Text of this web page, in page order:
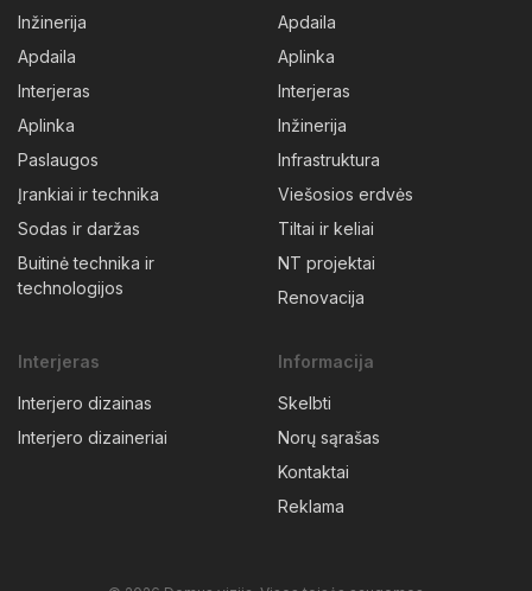
Inžinerija
Apdaila
Interjeras
Aplinka
Paslaugos
Įrankiai ir technika
Sodas ir daržas
Buitinė technika ir
technologijos
Apdaila
Aplinka
Interjeras
Inžinerija
Infrastruktura
Viešosios erdvės
Tiltai ir keliai
NT projektai
Renovacija
Interjeras
Interjero dizainas
Interjero dizaineriai
Informacija
Skelbti
Norų sąrašas
Kontaktai
Reklama